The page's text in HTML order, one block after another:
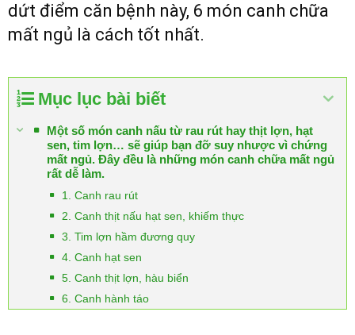
dứt điểm căn bệnh này, 6 món canh chữa
mất ngủ là cách tốt nhất.
Mục lục bài biết
Một số món canh nấu từ rau rút hay thịt lợn, hạt
sen, tim lợn… sẽ giúp bạn đỡ suy nhược vì chứng
mất ngủ. Đây đều là những món canh chữa mất ngủ
rất dễ làm.
1. Canh rau rút
2. Canh thịt nấu hạt sen, khiếm thực
3. Tim lợn hầm đương quy
4. Canh hạt sen
5. Canh thịt lợn, hàu biển
6. Canh hành táo